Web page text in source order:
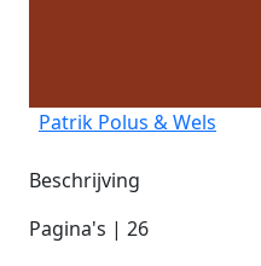
Patrik Polus & Wels
Beschrijving
Pagina's | 26